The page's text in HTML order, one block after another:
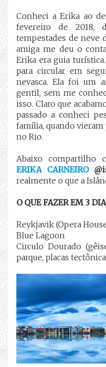
Conheci a Erika ao
fevereiro de 2018,
tempestades de neve
amiga me deu o
Erika era guia
para circular em
nevasca. Ela foi um
gentil, sem me
isso. Claro que
passado a conheci
família, quando vieram
no Rio.
Abaixo compartilho
ERIKA CARNEIRO
realmente o que a
O QUE FAZER EM 3
Reykjavik (Opera
Blue Lagoon
Circulo Dourado
parque, placas